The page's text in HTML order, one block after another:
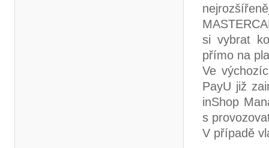
si vybrat
přímo na
Ve
PayU již
inShop
s
V případě